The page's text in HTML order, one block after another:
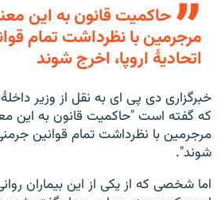
حاکمیت قانون به این
مرجرمین با نظرداشت تمام
اتحادیۀ اروپا، اخرج شوند
خبرگزاری دی پی ای به نقل از وزیر
که گفته است "حاکمیت قانون به این
مرجرمین با نظرداشت تمام قوانین
شوند".
اما شخصی که از یکی از این بیماران